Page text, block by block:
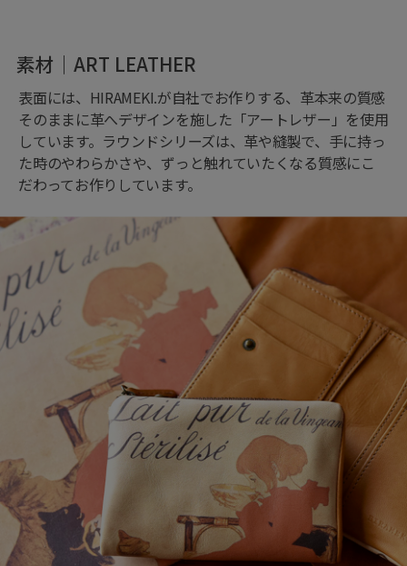
素材｜ART LEATHER
表面には、HIRAMEKI.が自社でお作りする、革本来の質感
そのままに革へデザインを施した「アートレザー」を使用
しています。ラウンドシリーズは、革や縫製で、手に持っ
た時のやわらかさや、ずっと触れていたくなる質感にこ
だわってお作りしています。